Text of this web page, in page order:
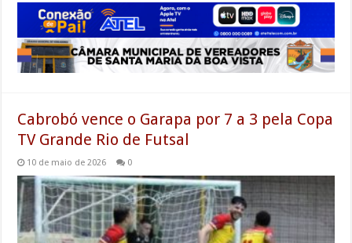
Cabrobó vence o Garapa por 7 a 3 pela Copa
TV Grande Rio de Futsal
10 de maio de 2026 0